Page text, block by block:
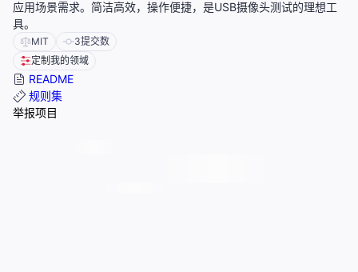
应用场景需求。简洁高效，操作便捷，是USB摄像头测试的理想工
具。
MIT 3提交数
定制我的领域
README
规则集
举报项目